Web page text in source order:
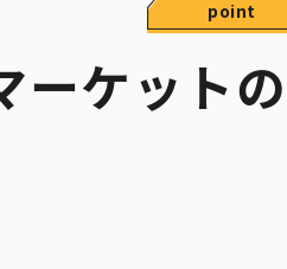
point
ーケットの